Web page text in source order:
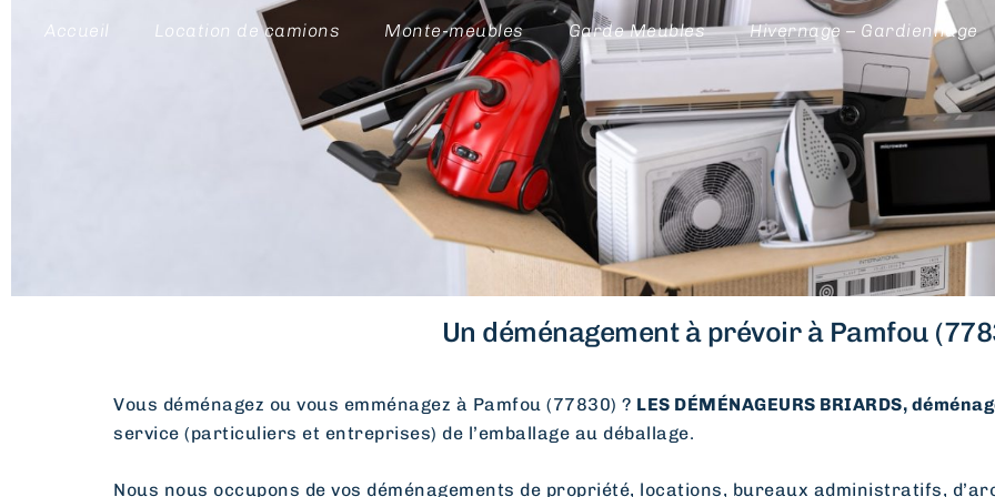
Accueil Location de camions Monte-meubles Garde Meubles Hivernage – Gardiennage
Un déménagement à prévoir à Pamfou
Vous déménagez ou vous emménagez à Pamfou (77830) ? LES DÉMÉNAGEURS BRIARDS,
service (particuliers et entreprises) de l’emballage au déballage.
Nous nous occupons de vos déménagements de propriété, locations, bureaux administratifs,